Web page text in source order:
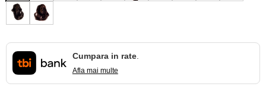
Cumpara in rate.
Afla mai multe